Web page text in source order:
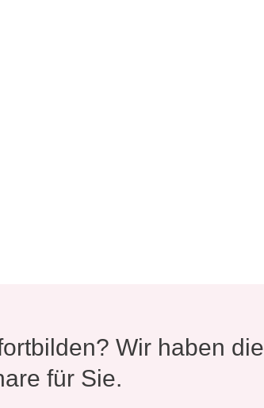
Wir haben die
für Sie.